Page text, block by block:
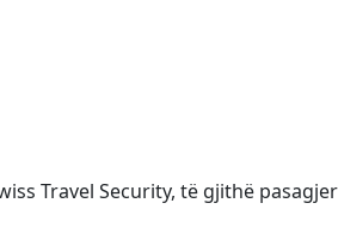
Travel Security, të gjithë